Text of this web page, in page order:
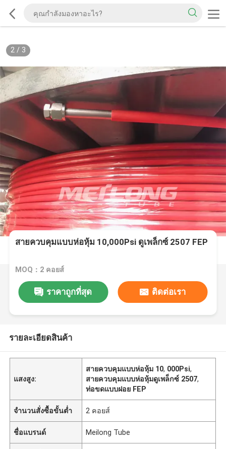
2/ 3
สายควบคุมแบบห่อหุ้ม 10,000Psi ดูเพล็กซ์ 2507 FEP
MOQ：2 คอยส์
ราคาถูกที่สุด ติดต่อเรา
รายละเอียดสินค้า
แสงสูง:
สายควบคุมแบบห่อหุ้ม 10, 000Psi,
สายควบคุมแบบห่อหุ้มดูเพล็กซ์ 2507,
ท่อขดแบบฝอย FEP
จำนวนสั่งซื้อขั้นต่ำ 2 คอยส์
ชื่อแบรนด์ Meilong Tube